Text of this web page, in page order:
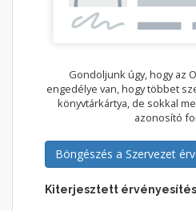
Gondoljunk úgy, hogy az
engedélye van, hogy többet
könyvtárkártya, de sokkal
azonosító
Böngészés a Szervezet
Kiterjesztett érvényesítés